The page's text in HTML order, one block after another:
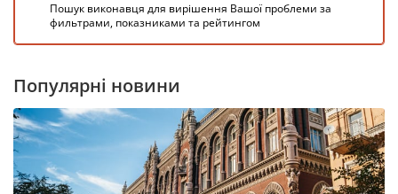
Пошук виконавця для вирішення Вашої проблеми за
фильтрами, показниками та рейтингом
Популярні новини